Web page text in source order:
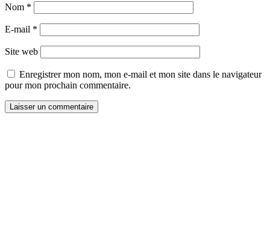
Nom *
E-mail *
Site web
Enregistrer mon nom, mon e-mail et mon site dans le navigateur
pour mon prochain commentaire.